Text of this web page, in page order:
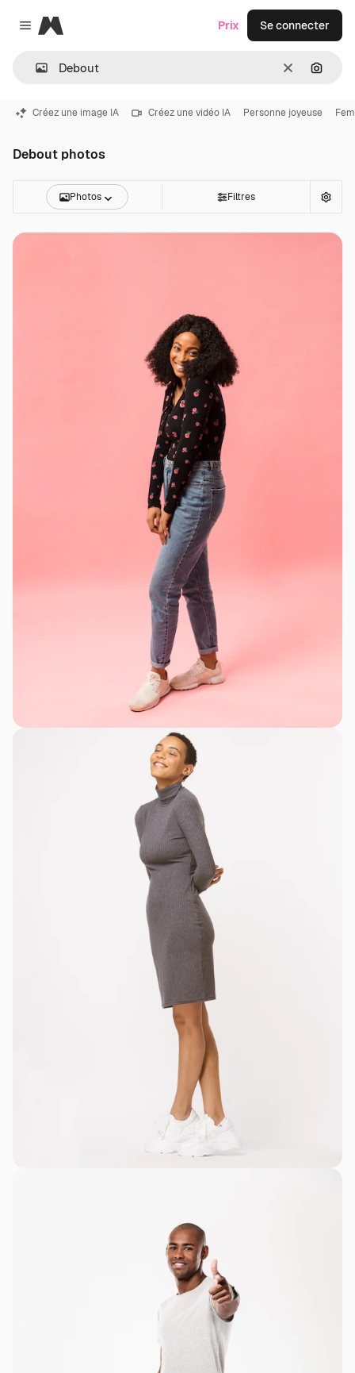
Close menu
Magnific
Effacer
Prix Se connecter
Créez une image IA Créez une vidéo IA Personne joyeuse
Debout photos
Photos Filtres